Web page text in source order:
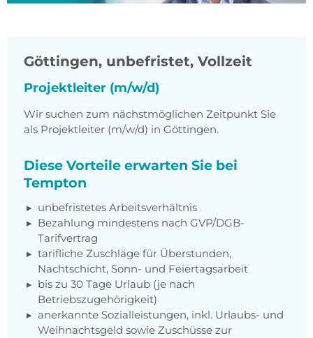
Göttingen, unbefristet, Vollzeit
Projektleiter (m/w/d)
Wir suchen zum nächstmöglichen Zeitpunkt Sie
als Projektleiter (m/w/d) in Göttingen.
Diese Vorteile erwarten Sie bei
Tempton
unbefristetes Arbeitsverhältnis
Bezahlung mindestens nach GVP/DGB-
Tarifvertrag
tarifliche Zuschläge für Überstunden,
Nachtschicht, Sonn- und Feiertagsarbeit
bis zu 30 Tage Urlaub (je nach
Betriebszugehörigkeit)
anerkannte Sozialleistungen, inkl. Urlaubs- und
Weihnachtsgeld sowie Zuschüsse zur